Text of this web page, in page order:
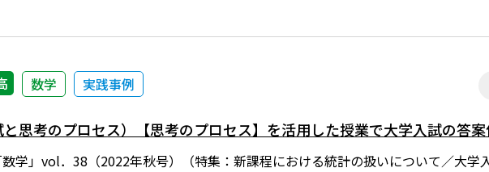
数学 実践事例
思考のプロセス）【思考のプロセス】を活用した授業で大学入試の答
学」vol．38（2022年秋号）（特集：新課程における統計の扱いについて／大学